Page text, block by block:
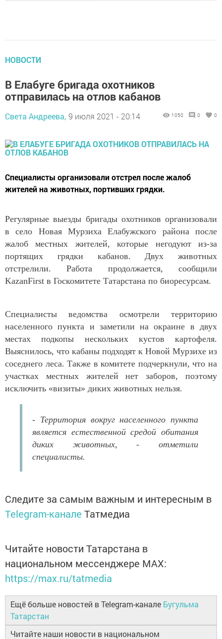
НОВОСТИ
В Елабуге бригада охотников
отправилась на отлов кабанов
Света Андреева, 9 июля 2021 - 20:14 1050 0 0
Специалисты организовали отстрел после жалоб
жителей на животных, портивших грядки.
Регулярные выезды бригады охотников организовали
в село Новая Мурзиха Елабужского района после
жалоб местных жителей, которые негодуют из-за
портящих грядки кабанов. Двух животных
отстрелили. Работа продолжается, сообщили
KazanFirst в Госкомитете Татарстана по биоресурсам.
Специалисты ведомства осмотрели территорию
населенного пункта и заметили на окраине в двух
местах подкопы нескольких кустов картофеля.
Выяснилось, что кабаны подходят к Новой Мурзихе из
соседнего леса. Также в комитете подчеркнули, что на
участках местных жителей нет заборов, поэтому
исключить «визиты» диких животных нельзя.
- Территория вокруг населенного пункта
является естественной средой обитания
диких животных, - отметили
специалисты.
Следите за самым важным и интересным в
Telegram-канале Татмедиа
Читайте новости Татарстана в
национальном мессенджере MАХ:
https://max.ru/tatmedia
Ещё больше новостей в Telegram-канале Бугульма
Татарстан
Читайте наши новости в национальном